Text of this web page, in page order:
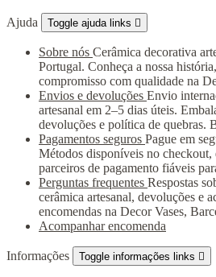
Ajuda Toggle ajuda links 
Sobre nós Cerâmica decorativa
Portugal. Conheça a nossa
compromisso com qualidade na
Envios e devoluções Envio
artesanal em 2–5 dias úteis.
devoluções e política de quebras.
Pagamentos seguros Pague em
Métodos disponíveis no checkout,
parceiros de pagamento fiáveis
Perguntas frequentes Respostas
cerâmica artesanal, devoluções e
encomendas na Decor Vases,
Acompanhar encomenda
Informações Toggle informações links 